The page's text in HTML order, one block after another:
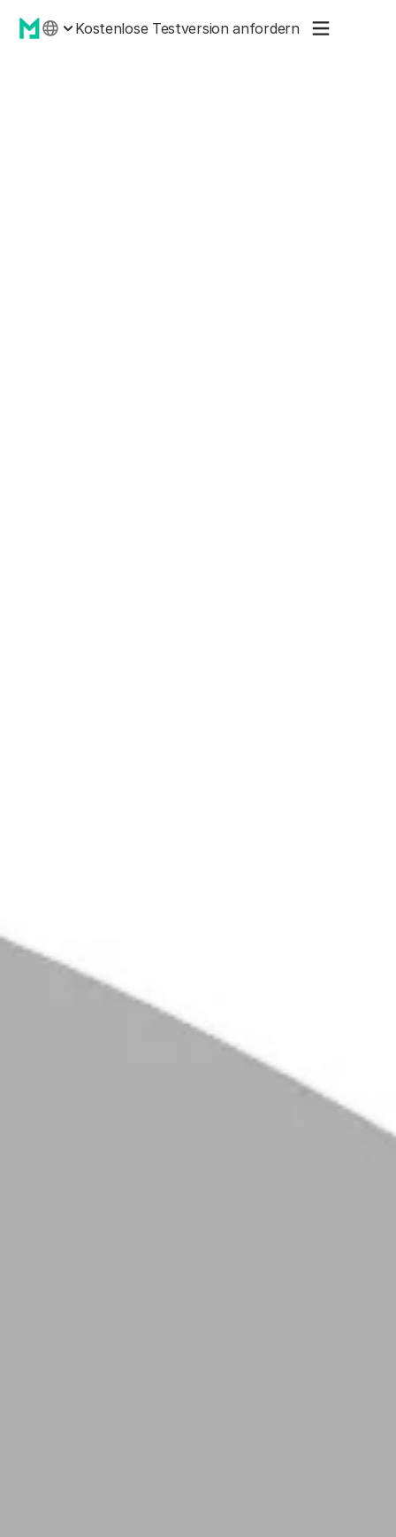
Kostenlose Testversion anfordern